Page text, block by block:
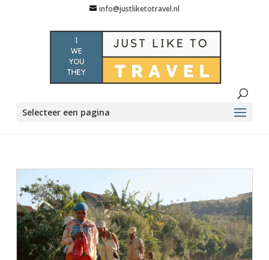
info@justliketotravel.nl
Selecteer een pagina